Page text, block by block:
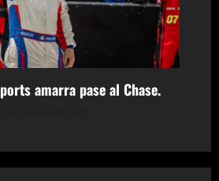
amarra pase al Chase.